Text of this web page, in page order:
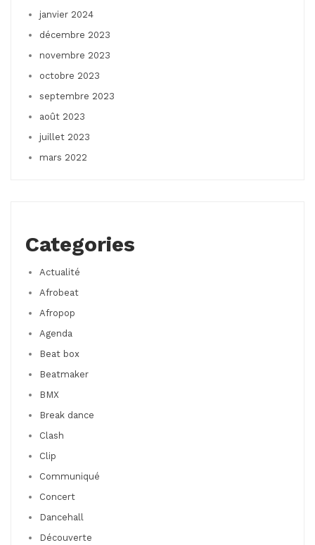
janvier 2024
décembre 2023
novembre 2023
octobre 2023
septembre 2023
août 2023
juillet 2023
mars 2022
Categories
Actualité
Afrobeat
Afropop
Agenda
Beat box
Beatmaker
BMX
Break dance
Clash
Clip
Communiqué
Concert
Dancehall
Découverte